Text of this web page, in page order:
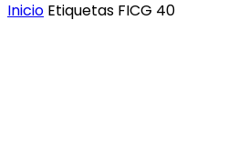
Inicio Etiquetas FICG 40